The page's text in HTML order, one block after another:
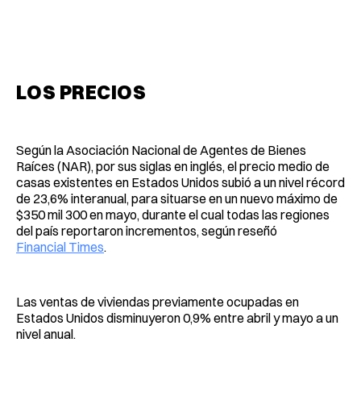
LOS PRECIOS
Según la Asociación Nacional de Agentes de Bienes
Raíces (NAR), por sus siglas en inglés, el precio medio de
casas existentes en Estados Unidos subió a un nivel récord
de 23,6% interanual, para situarse en un nuevo máximo de
$350 mil 300 en mayo, durante el cual todas las regiones
del país reportaron incrementos, según reseñó
Financial Times.
Las ventas de viviendas previamente ocupadas en
Estados Unidos disminuyeron 0,9% entre abril y mayo a un
nivel anual.